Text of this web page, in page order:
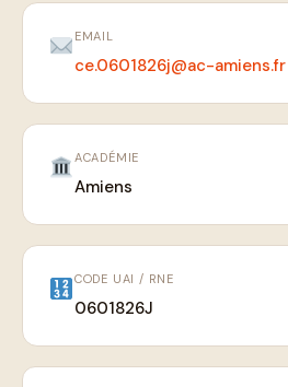
EMAIL
ce.0601826j@ac-amiens.fr
ACADÉMIE
Amiens
CODE UAI / RNE
0601826J